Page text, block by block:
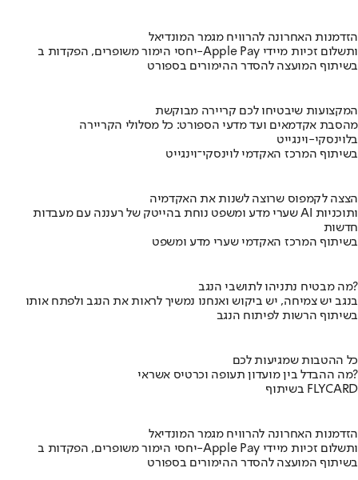
הזדמנות האחרונה להרוויח מגמר המונדיאל
יחסי הימור משופרים, הפקדות ב-Apple Pay ותשלום זכיות מיידי
בשיתוף המועצה להסדר ההימורים בספורט
המקצועות שיבטיחו לכם קריירה מבוקשת
מהסבת אקדמאים ועד מדעי הספורט: כל מסלולי הקריירה
בלוינסקי-וינגייט
בשיתוף המרכז האקדמי לוינסקי־וינגייט
הצצה לקמפוס שרוצה לשנות את האקדמיה
שערי מדע ומשפט נוחת בהייטק של רעננה עם מעבדות AI ותוכניות
חדשות
בשיתוף המרכז האקדמי שערי מדע ומשפט
מה מבטיח נתניהו לתושבי הנגב?
בנגב יש צמיחה, יש ביקוש ואנחנו נמשיך לראות את הנגב ולפתח אותו
בשיתוף הרשות לפיתוח הנגב
כל ההטבות שמגיעות לכם
מה ההבדל בין מועדון תעופה וכרטיס אשראי?
בשיתוף FLYCARD
הזדמנות האחרונה להרוויח מגמר המונדיאל
יחסי הימור משופרים, הפקדות ב-Apple Pay ותשלום זכיות מיידי
בשיתוף המועצה להסדר ההימורים בספורט